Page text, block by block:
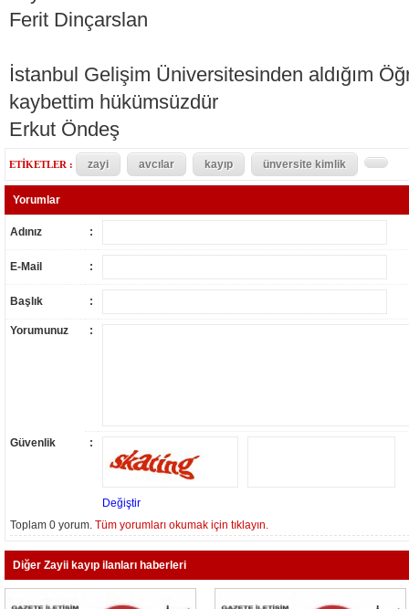
Ferit Dinçarslan
İstanbul Gelişim Üniversitesinden aldığım
kaybettim hükümsüzdür
Erkut Öndeş
ETİKETLER : zayi avcılar kayıp ünversite kimlik
Yorumlar
Adınız :
E-Mail :
Başlık :
Yorumunuz :
Güvenlik :
Değiştir
Toplam 0 yorum. Tüm yorumları okumak için tıklayın.
Diğer Zayii kayıp ilanları haberleri